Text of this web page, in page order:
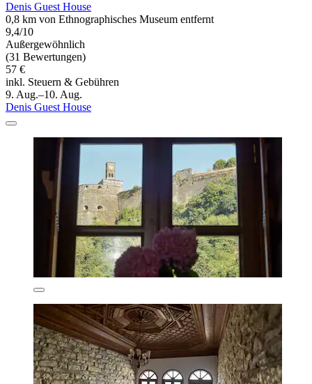
Denis Guest House
0,8 km von Ethnographisches Museum entfernt
9,4/10
Außergewöhnlich
(31 Bewertungen)
57 €
inkl. Steuern & Gebühren
9. Aug.–10. Aug.
Denis Guest House